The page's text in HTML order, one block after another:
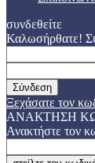
συνδεθείτε
Καλωσήρθατε!
Ξεχάσατε τον
ΑΝΑΚΤΗΣΗ
Ανακτήστε τον